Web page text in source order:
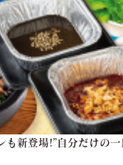
新登場!”自分だけの